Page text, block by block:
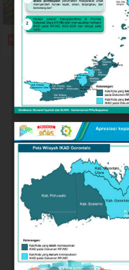
ideal sebagai
maupun kawasan
Keberhasilan ini tidak
Pemerintah Kota
Wali Kota Adhan
adalah penguatan
beragama secara
Wali Kota Adhan
untuk menjadi
masyarakat tanpa
Komitmen ini
terhadap berbagai
kelompok minoritas.